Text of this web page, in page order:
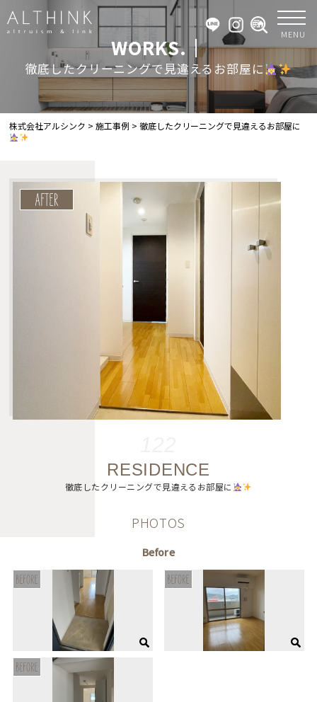
MENU
WORKS.｜
徹底したクリーニングで見違えるお部屋に
株式会社アルシンク >施工事例 >徹底したクリーニングで見違えるお部屋に
RESIDENCE
徹底したクリーニングで見違えるお部屋に
PHOTOS
Before